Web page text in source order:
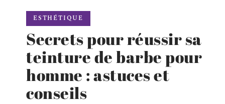
ESTHÉTIQUE
Secrets pour réussir sa
teinture de barbe pour
homme : astuces et
conseils